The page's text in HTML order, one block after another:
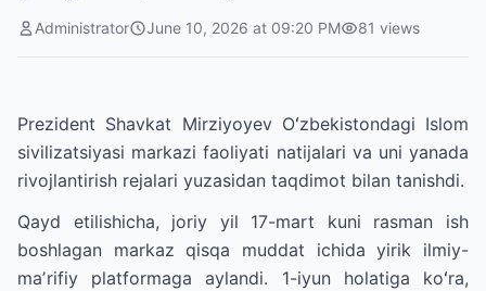
Administrator June 10, 2026 at 09:20 PM 81 views
Prezident Shavkat Mirziyoyev Oʻzbekistondagi Islom
sivilizatsiyasi markazi faoliyati natijalari va uni yanada
rivojlantirish rejalari yuzasidan taqdimot bilan tanishdi.
Qayd etilishicha, joriy yil 17-mart kuni rasman ish
boshlagan markaz qisqa muddat ichida yirik ilmiy-
maʼrifiy platformaga aylandi. 1-iyun holatiga koʻra,